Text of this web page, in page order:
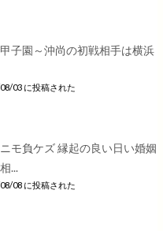
子園～沖尚の初戦相手は横浜
03 に投稿された
モ負ケズ 縁起の良い日い婚姻
...
08 に投稿された